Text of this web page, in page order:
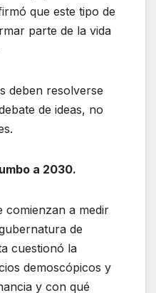
que este tipo de
parte de la vida
deben resolverse
de ideas, no
a 2030.
comienzan a medir
de
cuestionó la
demoscópicos y
y con qué